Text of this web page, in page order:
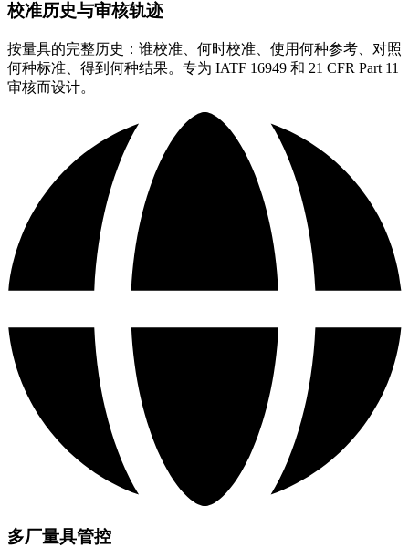
校准历史与审核轨迹
按量具的完整历史：谁校准、何时校准、使用何种参考、对照
何种标准、得到何种结果。专为 IATF 16949 和 21 CFR Part 11
审核而设计。
多厂量具管控